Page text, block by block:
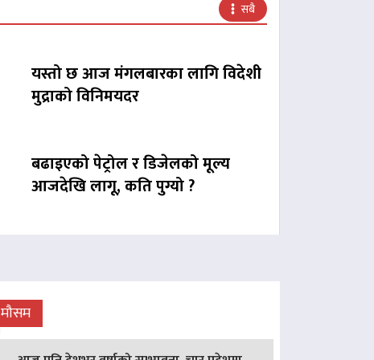
सबै
यस्तो छ आज मंगलबारका लागि विदेशी
मुद्राको विनिमयदर
बढाइएको पेट्रोल र डिजेलको मूल्य
आजदेखि लागू, कति पुग्यो ?
मौसम